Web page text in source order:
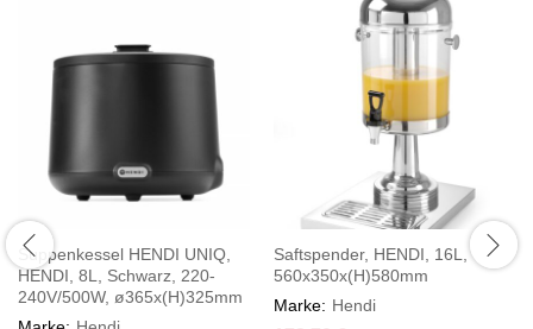
Suppenkessel HENDI UNIQ,
HENDI, 8L, Schwarz, 220-
240V/500W, ø365x(H)325mm
Saftspender, HENDI, 16L,
560x350x(H)580mm
Marke: Hendi